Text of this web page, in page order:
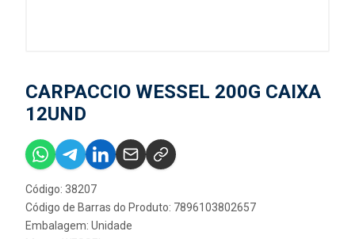
CARPACCIO WESSEL 200G CAIXA
12UND
Código: 38207
Código de Barras do Produto: 7896103802657
Embalagem: Unidade